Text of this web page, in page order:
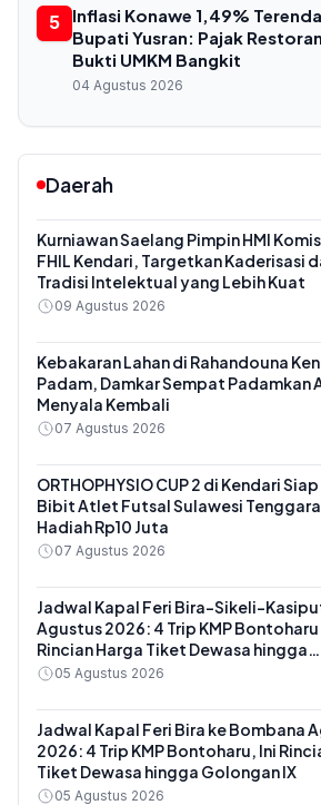
5
Inflasi Konawe 1,49%
Bupati Yusran: Pajak
Bukti UMKM Bangkit
04 Agustus 2026
Daerah
Kurniawan Saelang Pimpin HMI
FHIL Kendari, Targetkan Kaderisasi
Tradisi Intelektual yang Lebih Kuat
09 Agustus 2026
Kebakaran Lahan di Rahandouna
Padam, Damkar Sempat Padamkan
Menyala Kembali
07 Agustus 2026
ORTHOPHYSIO CUP 2 di Kendari
Bibit Atlet Futsal Sulawesi
Hadiah Rp10 Juta
07 Agustus 2026
Jadwal Kapal Feri Bira-Sikeli-
Agustus 2026: 4 Trip KMP
Rincian Harga Tiket Dewasa hingga
Kendaraan Golongan IX
05 Agustus 2026
Jadwal Kapal Feri Bira ke Bombana
2026: 4 Trip KMP Bontoharu, Ini
Tiket Dewasa hingga Golongan IX
05 Agustus 2026